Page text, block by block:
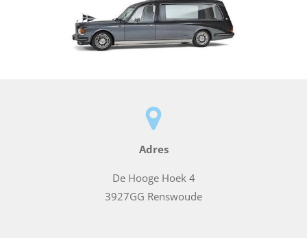
Adres
De Hooge Hoek 4
3927GG Renswoude